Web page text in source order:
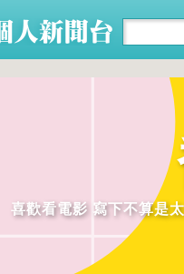
喜歡看電影 寫下不算是